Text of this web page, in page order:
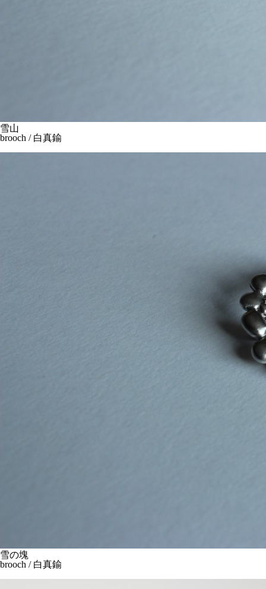
雪山
brooch / 白真鍮
雪の塊
brooch / 白真鍮